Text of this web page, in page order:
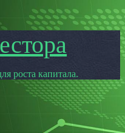
роста капитала.